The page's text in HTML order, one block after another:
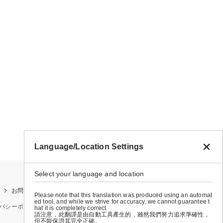
お問い合わせ
シーポリシー 特定商取引法に基づく表示 会社概要
Language/Location Settings
Select your language and location
Please note that this translation was produced using an automat
ed tool, and while we strive for accuracy, we cannot guarantee t
hat it is completely correct.
請注意，此翻譯是由自動工具產生的，雖然我們努力追求準確性，
但不能保證其完全正確。